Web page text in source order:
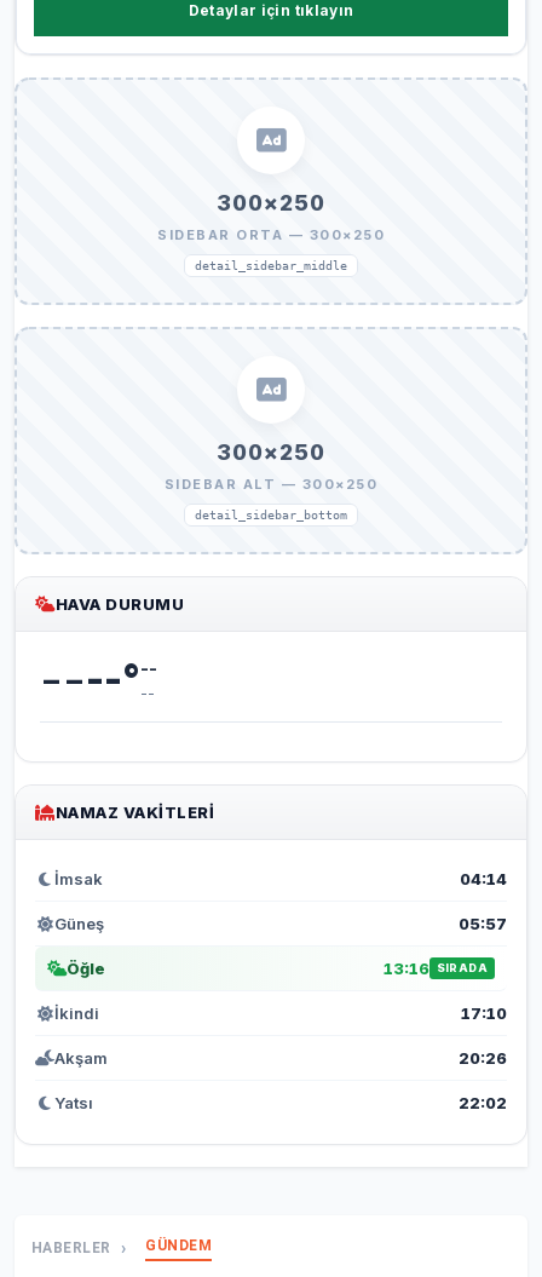
Detaylar için tıklayın
300×250
SIDEBAR ORTA — 300×250
detail_sidebar_middle
300×250
SIDEBAR ALT — 300×250
detail_sidebar_bottom
HAVA DURUMU
----°--
--
NAMAZ VAKITLERI
İmsak 04:14
Güneş 05:57
Öğle 13:16 SIRADA
İkindi 17:10
Akşam 20:26
Yatsı 22:02
HABERLER GÜNDEM